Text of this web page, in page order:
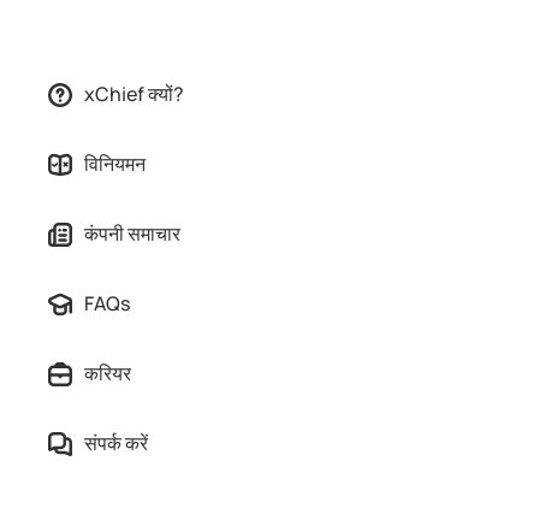
भागीदारों के लिये
xChief क्यों?
विनियमन
कंपनी समाचार
FAQs
करियर
संपर्क करें